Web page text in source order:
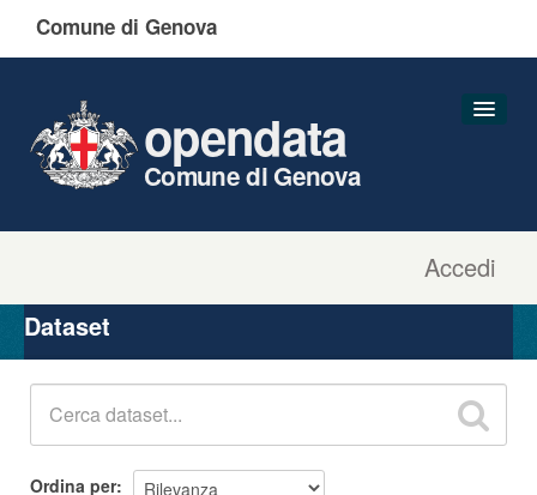
Comune di Genova
Accedi
opendata
Comune di Genova
Organizzazioni
Gruppi
Dataset
Ordina per